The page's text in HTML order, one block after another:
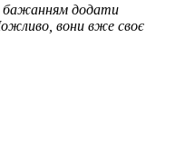
бажанням додати
вони вже своє